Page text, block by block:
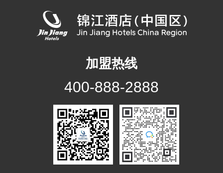
加盟热线
400-888-2888